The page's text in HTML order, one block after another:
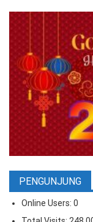
PENGUNJUNG
Online Users: 0